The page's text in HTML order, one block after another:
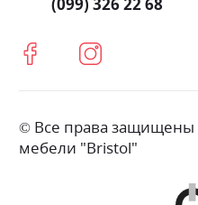
© Все права защищены
мебели "Bristol"